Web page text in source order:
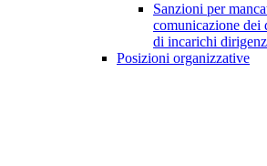
Sanzioni per
comunicazione dei
di incarichi
Posizioni organizzative